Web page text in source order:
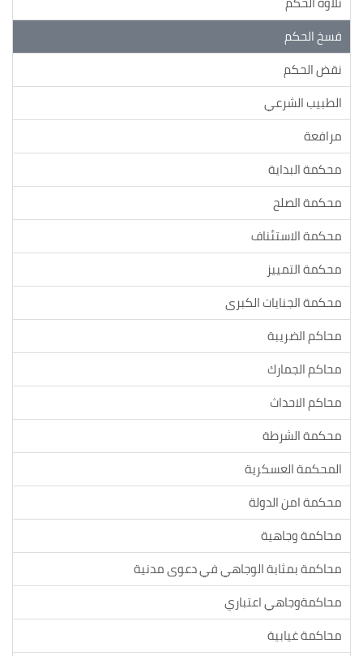
فسخ الحكم
نقض الحكم
الطبيب الشرعي
مرافعة
محكمة البداية
محكمة الصلح
محكمة الاستئناف
محكمة التمييز
محكمة الجنايات الكبرى
محاكم الضريبة
محاكم الجمارك
محاكم الاحداث
محكمة الشرطة
المحكمة العسكرية
محكمة امن الدولة
محاكمة وجاهية
محاكمة بمثابة الوجاهي في دعوى مدنية
محاكمةوجاهي اعتباري
محاكمة غيابية